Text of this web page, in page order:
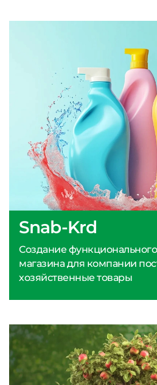
Snab-Krd
Создание
магазина для компании
хозяйственные товары